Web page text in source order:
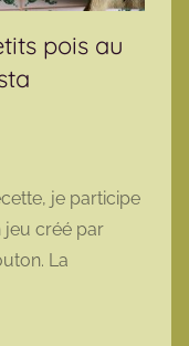
pois au
je participe
jeu créé par
La